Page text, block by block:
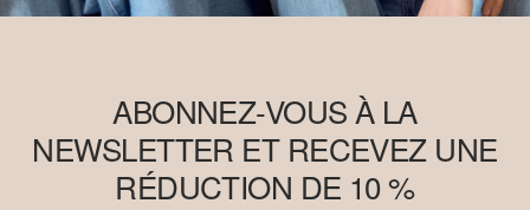
ABONNEZ-VOUS À LA
NEWSLETTER ET RECEVEZ UNE
RÉDUCTION DE 10 %